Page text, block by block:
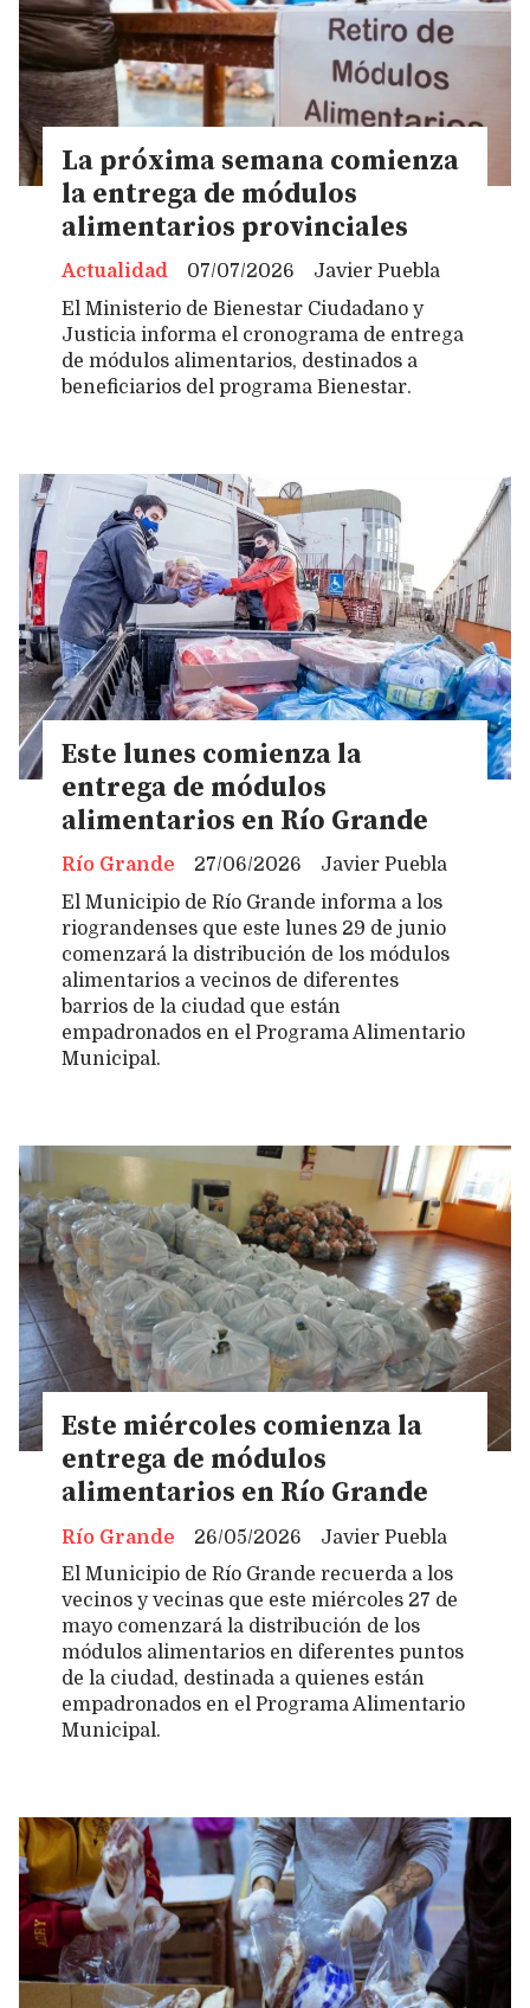
La próxima semana comienza
la entrega de módulos
alimentarios provinciales
Javier Puebla
Actualidad
07/07/2026
El Ministerio de Bienestar Ciudadano y
Justicia informa el cronograma de entrega
de módulos alimentarios, destinados a
beneficiarios del programa Bienestar.
Este lunes comienza la
entrega de módulos
alimentarios en Río Grande
Javier Puebla
Río Grande
27/06/2026
El Municipio de Río Grande informa a los
riograndenses que este lunes 29 de junio
comenzará la distribución de los módulos
alimentarios a vecinos de diferentes
barrios de la ciudad que están
empadronados en el Programa Alimentario
Municipal.
Este miércoles comienza la
entrega de módulos
alimentarios en Río Grande
Javier Puebla
Río Grande
26/05/2026
El Municipio de Río Grande recuerda a los
vecinos y vecinas que este miércoles 27 de
mayo comenzará la distribución de los
módulos alimentarios en diferentes puntos
de la ciudad, destinada a quienes están
empadronados en el Programa Alimentario
Municipal.